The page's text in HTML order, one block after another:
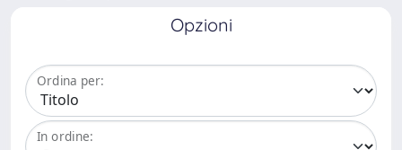
Opzioni
Ordina per:
In ordine: